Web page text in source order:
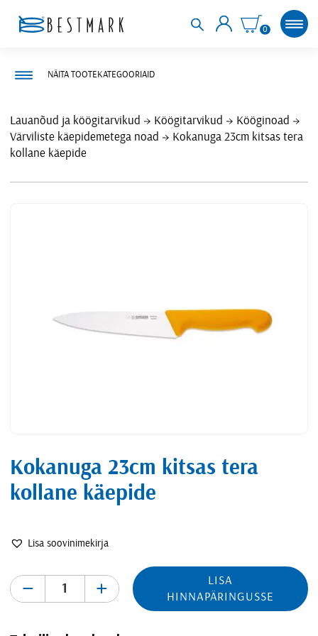
0
Lauanõud ja köögitarvikud Köögitarvikud
Kööginoad
Värviliste käepidemetega noad
Kokanuga 23cm kitsas tera
kollane käepide
Kokanuga 23cm kitsas tera
kollane käepide
Lisa soovinimekirja
- +
LISA
HINNAPÄRINGUSSE
NÄITA TOOTEKATEGOORIAID